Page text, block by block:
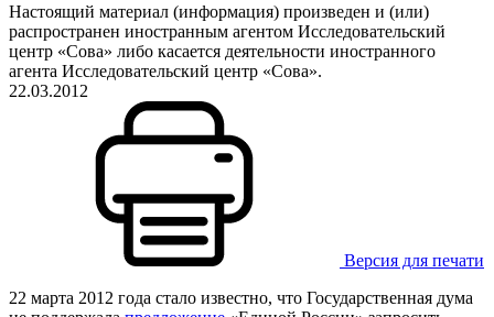
Настоящий материал (информация) произведен и (или)
распространен иностранным агентом Исследовательский
центр «Сова» либо касается деятельности иностранного
агента Исследовательский центр «Сова».
22.03.2012
Версия для печати
22 марта 2012 года стало известно, что Государственная дума